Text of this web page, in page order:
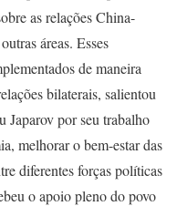
as relações China-
áreas. Esses
de maneira
bilaterais, salientou
Japarov por seu trabalho
melhorar o bem-estar das
diferentes forças políticas
o apoio pleno do povo